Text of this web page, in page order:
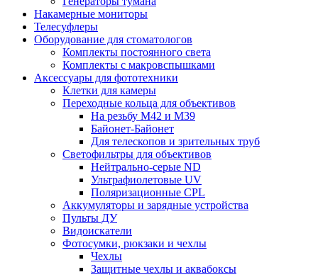
Накамерные мониторы
Телесуфлеры
Оборудование для стоматологов
Комплекты постоянного света
Комплекты с макровспышками
Аксессуары для фототехники
Клетки для камеры
Переходные кольца для объективов
На резьбу М42 и М39
Байонет-Байонет
Для телескопов и зрительных труб
Светофильтры для объективов
Нейтрально-серые ND
Ультрафиолетовые UV
Поляризационные CPL
Аккумуляторы и зарядные устройства
Пульты ДУ
Видоискатели
Фотосумки, рюкзаки и чехлы
Чехлы
Защитные чехлы и аквабоксы